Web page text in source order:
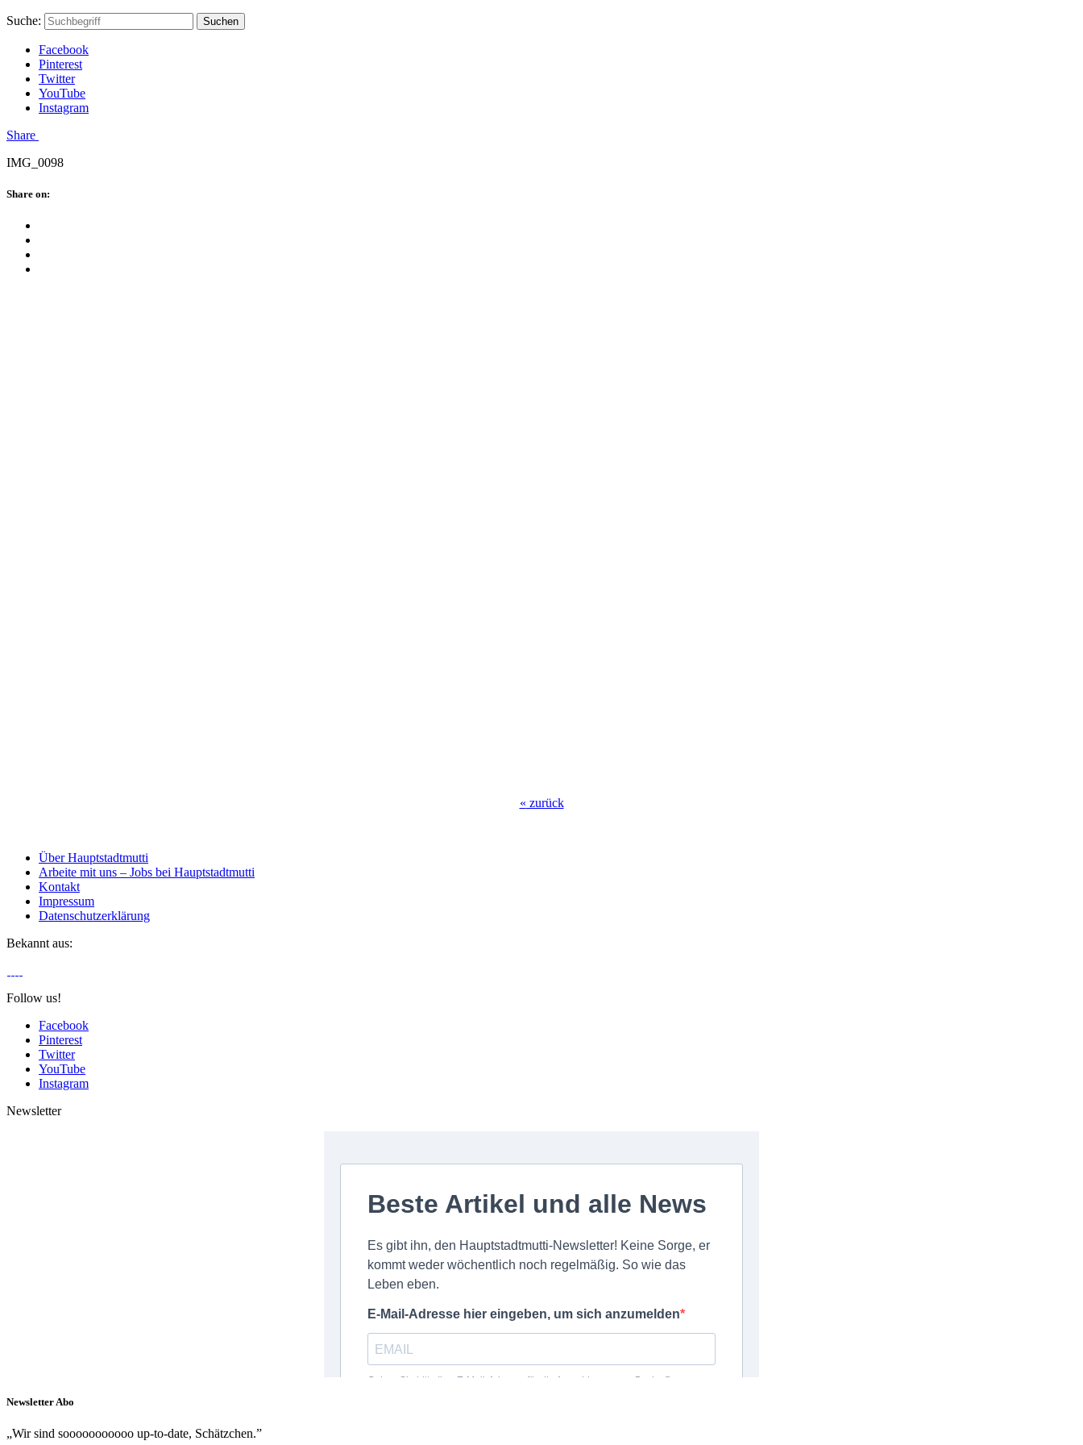
Skip
content
Hauptstadtmutti
Schließen
Search
Schließen
Suche: Suchen
Facebook
Pinterest
Twitter
YouTube
Instagram
Menü
Share
IMG_0098
Schließen
Share on:
« zurück
Über Hauptstadtmutti
Arbeite mit uns – Jobs bei Hauptstadtmutti
Kontakt
Impressum
Datenschutzerklärung
Bekannt aus:
Follow us!
Facebook
Pinterest
Twitter
YouTube
Instagram
Newsletter
Newsletter Abo
„Wir sind sooooooooooo up-to-date, Schätzchen.”